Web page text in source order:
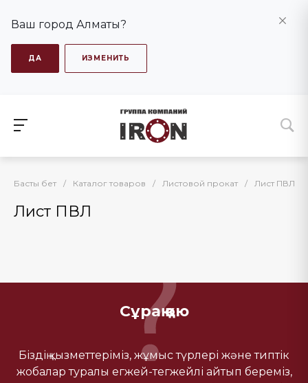
Ваш город Алматы?
ДА ИЗМЕНИТЬ
Басты бет / Каталог товаров / Листовой прокат / Лист ПВЛ
Лист ПВЛ
Сұрақ қою
Біздің қызметтеріміз, жұмыс түрлері және типтік
жобалар туралы егжей-тегжейлі айтып береміз,